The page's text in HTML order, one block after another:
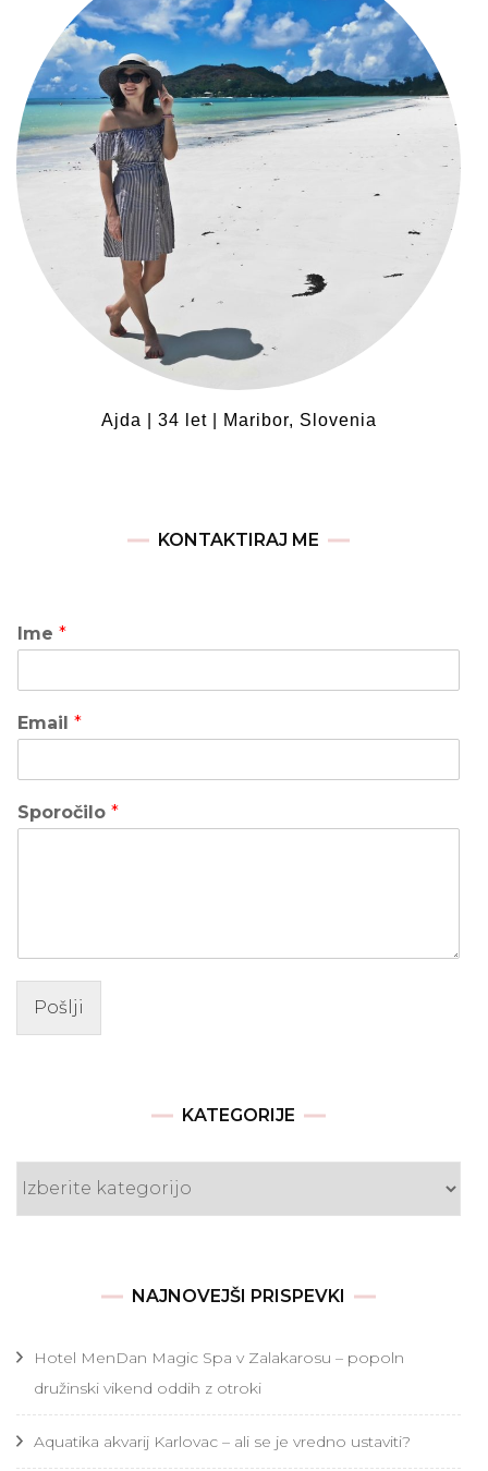
Ajda | 34 let | Maribor, Slovenia
KONTAKTIRAJ ME
Ime *
Email *
Sporočilo *
Pošlji
KATEGORIJE
NAJNOVEJŠI PRISPEVKI
Hotel MenDan Magic Spa v Zalakarosu – popoln
družinski vikend oddih z otroki
Aquatika akvarij Karlovac – ali se je vredno ustaviti?